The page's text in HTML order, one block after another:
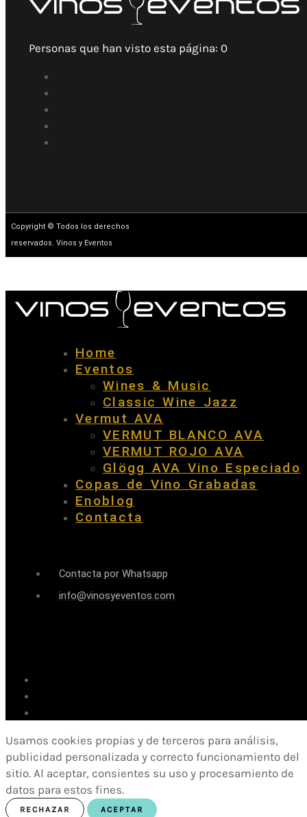
Personas que han visto esta página: 0
Copyright © Todos los derechos
reservados. Vinos y Eventos
Home
Eventos
Wines & Music
Classic Wine Jazz
Vermut AVA
VERMUT BLANCO AVA
VERMUT ROJO AVA
Glögg AVA Vino Especiado
Copas de Vino Grabadas
Enoblog
Contacta
Contacta por Whatsapp
info@vinosyeventos.com
Usamos cookies propias y de terceros para análisis,
publicidad personalizada y correcto funcionamiento del
sitio. Al aceptar, consientes su uso y procesamiento de
datos para estos fines.
RECHAZAR ACEPTAR